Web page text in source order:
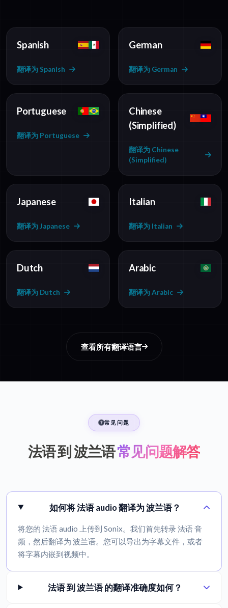
Spanish
翻译为 Spanish
German
翻译为 German
Portuguese
翻译为 Portuguese
Chinese
(Simplified)
翻译为 Chinese
(Simplified)
Japanese
翻译为 Japanese
Italian
翻译为 Italian
Dutch
翻译为 Dutch
Arabic
翻译为 Arabic
查看所有翻译语言
常见问题
法语 到 波兰语常见问题解答
如何将 法语 audio 翻译为 波兰语？
将您的 法语 audio 上传到 Sonix。我们首先转录 法语 音
频，然后翻译为 波兰语。您可以导出为字幕文件，或者
将字幕内嵌到视频中。
法语 到 波兰语 的翻译准确度如何？